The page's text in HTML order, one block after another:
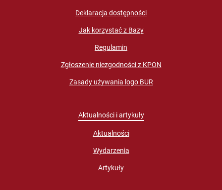
Deklaracja dostępności
Jak korzystać z Bazy
Regulamin
Zgłoszenie niezgodności z KPON
Zasady używania logo BUR
Aktualności i artykuły
Aktualności
Wydarzenia
Artykuły